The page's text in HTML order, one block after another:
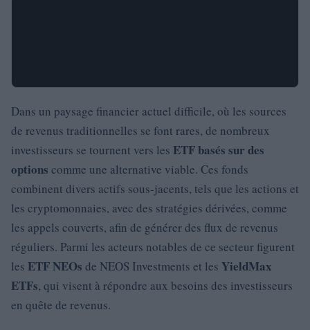
Dans un paysage financier actuel difficile, où les sources
de revenus traditionnelles se font rares, de nombreux
investisseurs se tournent vers les ETF basés sur des
options comme une alternative viable. Ces fonds
combinent divers actifs sous-jacents, tels que les actions et
les cryptomonnaies, avec des stratégies dérivées, comme
les appels couverts, afin de générer des flux de revenus
réguliers. Parmi les acteurs notables de ce secteur figurent
les ETF NEOs de NEOS Investments et les YieldMax
ETFs, qui visent à répondre aux besoins des investisseurs
en quête de revenus.